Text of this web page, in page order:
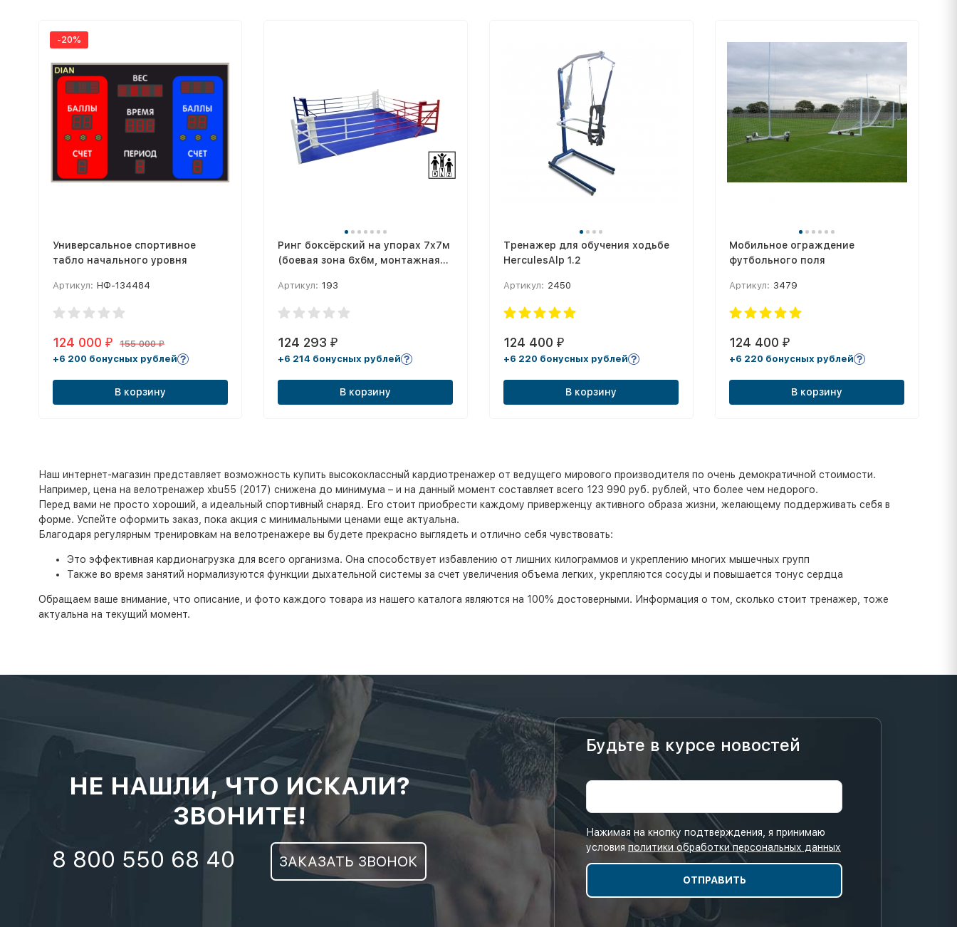
-20%
Универсальное спортивное
табло начального уровня
Артикул: НФ-134484
124 000 ₽ 155 000₽
+6 200 бонусных рублей
В корзину
Ринг боксёрский на упорах 7х7м
(боевая зона 6х6м, монтажная
Артикул: 193
124 293₽
+6 214 бонусных рублей
В корзину
Тренажер для обучения ходьбе
HerculesAlp 1.2
Артикул: 2450
124 400 ₽
+6 220 бонусных рублей
В корзину
Мобильное ограждение
футбольного поля
Артикул: 3479
124 400 ₽
+6 220 бонусных рублей
В корзину
Наш интернет-магазин представляет возможность купить высококлассный кардиотренажер от ведущего мирового производителя по очень демократичной стоимости.
Например, цена на велотренажер xbu55 (2017) снижена до минимума – и на данный момент составляет всего 123 990 руб. рублей, что более чем недорого.
Перед вами не просто хороший, а идеальный спортивный снаряд. Его стоит приобрести каждому приверженцу активного образа жизни, желающему поддерживать себя в
форме. Успейте оформить заказ, пока акция с минимальными ценами еще актуальна.
Благодаря регулярным тренировкам на велотренажере вы будете прекрасно выглядеть и отлично себя чувствовать:
Это эффективная кардионагрузка для всего организма. Она способствует избавлению от лишних килограммов и укреплению многих мышечных групп
Также во время занятий нормализуются функции дыхательной системы за счет увеличения объема легких, укрепляются сосуды и повышается тонус сердца
Обращаем ваше внимание, что описание, и фото каждого товара из нашего каталога являются на 100% достоверными. Информация о том, сколько стоит тренажер, тоже
актуальна на текущий момент.
НЕ НАШЛИ, ЧТО ИСКАЛИ?
ЗВОНИТЕ!
8 800 550 68 40 ЗАКАЗАТЬ ЗВОНОК
Будьте в курсе новостей
Нажимая на кнопку подтверждения, я принимаю
условия политики обработки персональных данных